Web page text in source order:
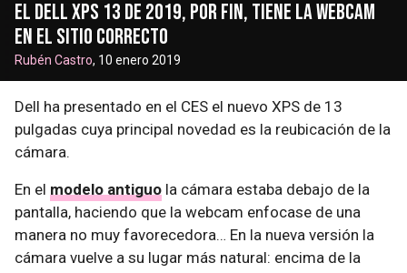
El Dell XPS 13 de 2019, por fin, tiene la webcam
en el sitio correcto
Rubén Castro, 10 enero 2019
Dell ha presentado en el CES el nuevo XPS de 13
pulgadas cuya principal novedad es la reubicación de la
cámara.
En el modelo antiguo la cámara estaba debajo de la
pantalla, haciendo que la webcam enfocase de una
manera no muy favorecedora… En la nueva versión la
cámara vuelve a su lugar más natural: encima de la